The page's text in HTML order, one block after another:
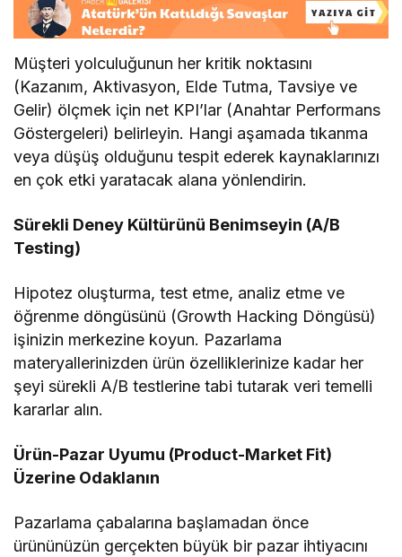
Müşteri yolculuğunun her kritik noktasını
(Kazanım, Aktivasyon, Elde Tutma, Tavsiye ve
Gelir) ölçmek için net KPI’lar (Anahtar Performans
Göstergeleri) belirleyin. Hangi aşamada tıkanma
veya düşüş olduğunu tespit ederek kaynaklarınızı
en çok etki yaratacak alana yönlendirin.
Sürekli Deney Kültürünü Benimseyin (A/B
Testing)
Hipotez oluşturma, test etme, analiz etme ve
öğrenme döngüsünü (Growth Hacking Döngüsü)
işinizin merkezine koyun. Pazarlama
materyallerinizden ürün özelliklerinize kadar her
şeyi sürekli A/B testlerine tabi tutarak veri temelli
kararlar alın.
Ürün-Pazar Uyumu (Product-Market Fit)
Üzerine Odaklanın
Pazarlama çabalarına başlamadan önce
ürününüzün gerçekten büyük bir pazar ihtiyacını